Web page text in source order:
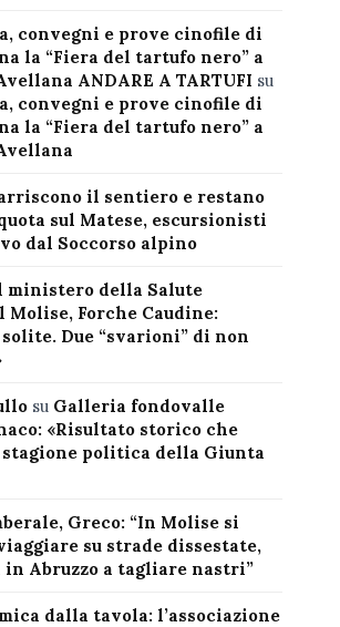
convegni e prove cinofile di
la “Fiera del tartufo nero” a
ANDARE A TARTUFI su
convegni e prove cinofile di
la “Fiera del tartufo nero” a
il sentiero e restano
sul Matese, escursionisti
dal Soccorso alpino
ministero della Salute
Forche Caudine:
Due “svarioni” di non
su Galleria fondovalle
«Risultato storico che
stagione politica della Giunta
Greco: “In Molise si
su strade dissestate,
in Abruzzo a tagliare nastri”
dalla tavola: l’associazione